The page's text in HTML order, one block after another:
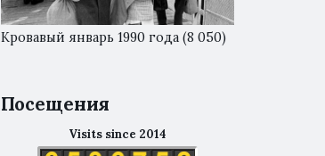
Кровавый январь 1990 года (8 050)
Посещения
Visits since 2014